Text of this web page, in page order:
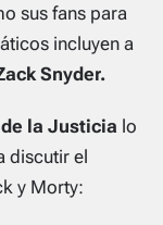
sus fans para
incluyen a
Snyder.
la Justicia lo
discutir el
y Morty: